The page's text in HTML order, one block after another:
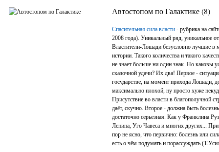
Автостопом по Галактике (8)
Спасительная сила власти - рубрика на
2008 года). Уникальный ряд, уникальное
Властители-Лошади безусловно лучшие в
истории. Такого количества и такого
не знает больше ни один знак. Но каковы
сказочной удачи? Их два! Первое -
государстве, на момент прихода Лошади,
максимально плохой, ну просто хуже
Присутствие во власти в благополучной
даёт, скучно. Второе - должна быть
достаточно серьезная. Как у Франклина
Ленина, Уго Чавеса и многих других...
пор не ясно, что первично: болезнь или
есть о чём подумать и порассуждать